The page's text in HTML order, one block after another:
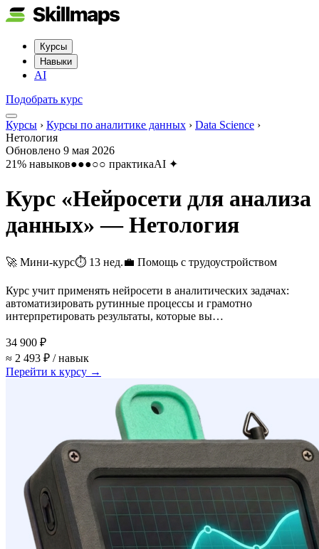
Курсы
Навыки
AI
Подобрать курс
Курсы › Курсы по аналитике данных › Data Science ›
Нетология
Обновлено 9 мая 2026
21% навыков●●●○○ практикаAI ✦
Курс «Нейросети для анализа
данных» —Нетология
🚀 Мини-курс⏱ 13 нед.💼 Помощь с трудоустройством
Курс учит применять нейросети в аналитических задачах:
автоматизировать рутинные процессы и грамотно
интерпретировать результаты, которые вы…
34 900 ₽
≈ 2 493 ₽ / навык
Перейти к курсу →